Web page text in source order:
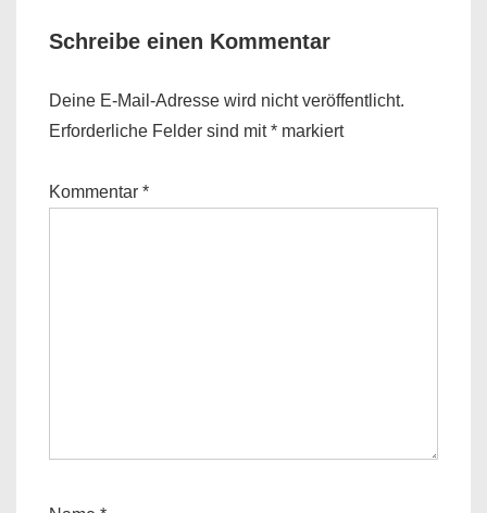
Schreibe einen Kommentar
Deine E-Mail-Adresse wird nicht veröffentlicht.
Erforderliche Felder sind mit* markiert
Kommentar *